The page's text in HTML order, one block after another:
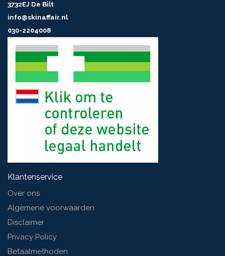
3732EJ De Bilt
info@skinaffair.nl
030-2204008
Klantenservice
Over ons
Algemene voorwaarden
Disclaimer
Privacy Policy
Betaalmethoden